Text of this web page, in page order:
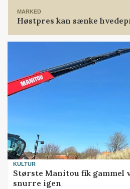
MARKED
Høstpres kan sænke
KULTUR
Største Manitou fik gammel
snurre igen